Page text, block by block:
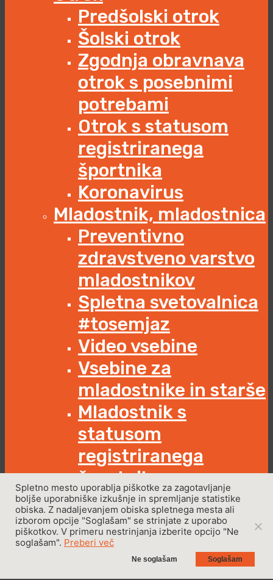
Spletno mesto uporablja piškotke za zagotavljanje
boljše uporabniške izkušnje in spremljanje statistike
obiska. Z nadaljevanjem obiska spletnega mesta ali
izborom opcije "Soglašam" se strinjate z uporabo
piškotkov. V primeru nestrinjanja izberite opcijo "Ne
soglašam". Preberi več
Soglašam
Ne soglašam
Predšolski otrok
Šolski otrok
Zgodnja obravnava
otrok s posebnimi
potrebami
Otrok s statusom
registriranega
športnika
Koronavirus
Mladostnik, mladostnica
Preventivno
zdravstveno varstvo
mladostnikov
Spletna svetovalnica
#tosemjaz
Video vsebine
Vsebine za
mladostnike in starše
Mladostnik s
statusom
registriranega
športnika
Ostalo
Časovnica
preventivnih
aktivnosti